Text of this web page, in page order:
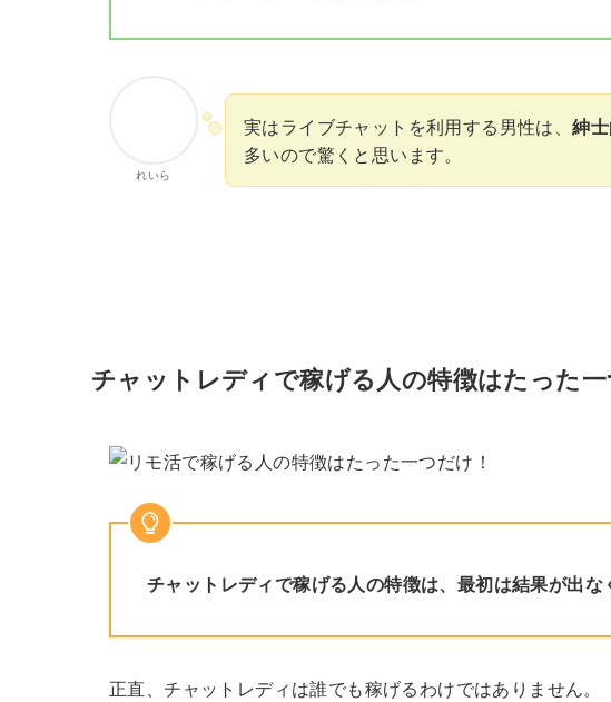
れいら
実はライブチャットを利用する男性は、紳
多いので驚くと思います。
チャットレディで稼げる人の特徴はたった一
チャットレディで稼げる人の特徴は、最初は結果が出な
正直、チャットレディは誰でも稼げるわけではありません。